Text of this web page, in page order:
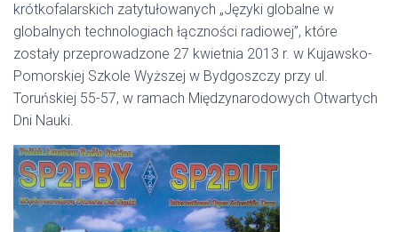
krótkofalarskich zatytułowanych „Języki globalne w
globalnych technologiach łączności radiowej”, które
zostały przeprowadzone 27 kwietnia 2013 r. w Kujawsko-
Pomorskiej Szkole Wyższej w Bydgoszczy przy ul.
Toruńskiej 55-57, w ramach Międzynarodowych Otwartych
Dni Nauki.